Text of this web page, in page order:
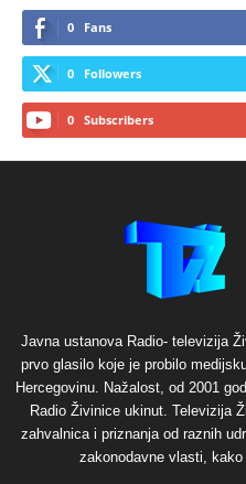
0 Fans
0 Followers
0 Subscribers
Javna ustanova Radio- televizija
prvo glasilo koje je probilo
Hercegovinu. Nažalost, od 2001
Radio Živinice ukinut. Televizija
zahvalnica i priznanja od raznih
zakonodavne vlasti,